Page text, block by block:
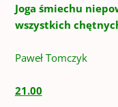
Joga śmiechu
wszystkich
Paweł Tomczyk
21.00